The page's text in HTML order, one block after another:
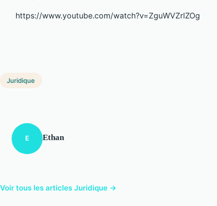
https://www.youtube.com/watch?v=ZguWVZrlZOg
Juridique
E Ethan
Voir tous les articles Juridique →